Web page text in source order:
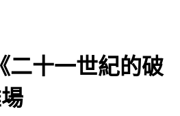
二十一世紀的破